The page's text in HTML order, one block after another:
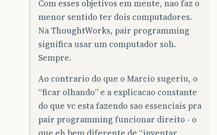
Com esses objetivos em mente, nao faz o
menor sentido ter dois computadores.
Na ThoughtWorks, pair programming
significa usar um computador soh.
Sempre.
Ao contrario do que o Marcio sugeriu, o
“ficar olhando” e a explicacao constante
do que vc esta fazendo sao essenciais pra
pair programming funcionar direito - o